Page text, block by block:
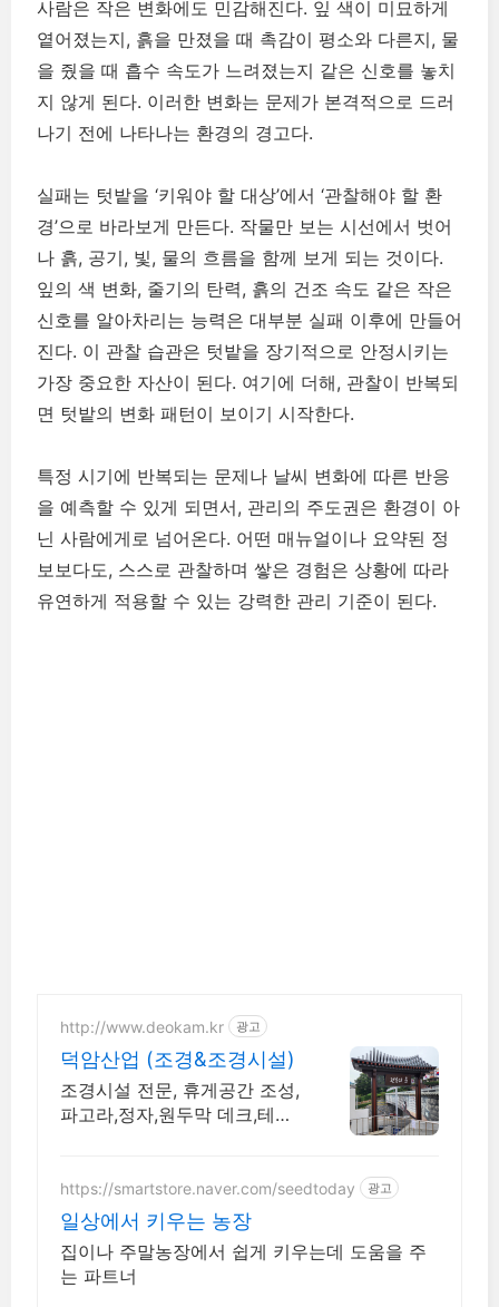
사람은 작은 변화에도 민감해진다. 잎 색이 미묘하게
옅어졌는지, 흙을 만졌을 때 촉감이 평소와 다른지, 물
을 줬을 때 흡수 속도가 느려졌는지 같은 신호를 놓치
지 않게 된다. 이러한 변화는 문제가 본격적으로 드러
나기 전에 나타나는 환경의 경고다.
실패는 텃밭을 ‘키워야 할 대상’에서 ‘관찰해야 할 환
경’으로 바라보게 만든다. 작물만 보는 시선에서 벗어
나 흙, 공기, 빛, 물의 흐름을 함께 보게 되는 것이다.
잎의 색 변화, 줄기의 탄력, 흙의 건조 속도 같은 작은
신호를 알아차리는 능력은 대부분 실패 이후에 만들어
진다. 이 관찰 습관은 텃밭을 장기적으로 안정시키는
가장 중요한 자산이 된다. 여기에 더해, 관찰이 반복되
면 텃밭의 변화 패턴이 보이기 시작한다.
특정 시기에 반복되는 문제나 날씨 변화에 따른 반응
을 예측할 수 있게 되면서, 관리의 주도권은 환경이 아
닌 사람에게로 넘어온다. 어떤 매뉴얼이나 요약된 정
보보다도, 스스로 관찰하며 쌓은 경험은 상황에 따라
유연하게 적용할 수 있는 강력한 관리 기준이 된다.
http://www.deokam.kr 광고
덕암산업 (조경&조경시설)
조경시설 전문, 휴게공간 조성,
파고라,정자,원두막 데크,테이
https://smartstore.naver.com/seedtoday 광고
일상에서 키우는 농장
집이나 주말농장에서 쉽게 키우는데 도움을 주
는 파트너